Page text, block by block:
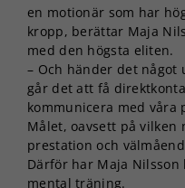
en motionär som har
kropp, berättar Maja
med den högsta eliten.
– Och händer det
går det att få
kommunicera med våra
Målet, oavsett på
prestation och
Därför har Maja Nilsson
mental träning.